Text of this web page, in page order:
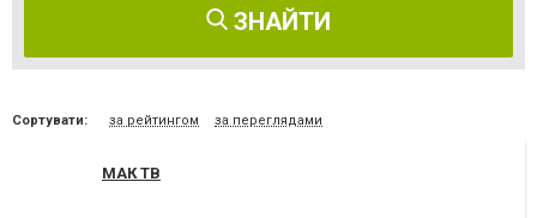
ЗНАЙТИ
Сортувати: за рейтингом за переглядами
МАК ТВ